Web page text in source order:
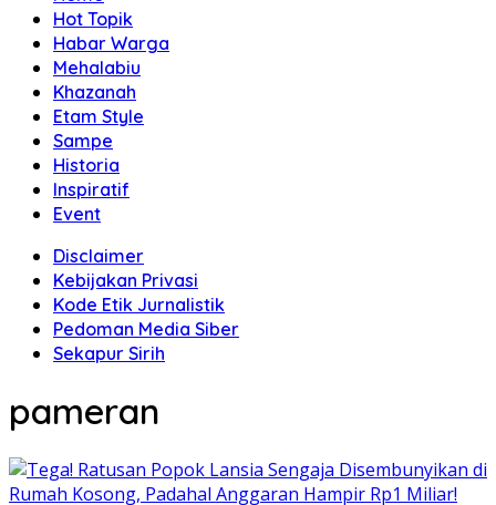
Hot Topik
Habar Warga
Mehalabiu
Khazanah
Etam Style
Sampe
Historia
Inspiratif
Event
Disclaimer
Kebijakan Privasi
Kode Etik Jurnalistik
Pedoman Media Siber
Sekapur Sirih
pameran